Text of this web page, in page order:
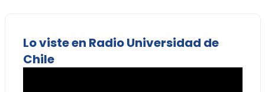
Lo viste en Radio Universidad de
Chile